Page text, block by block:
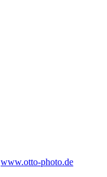
www.otto-photo.de